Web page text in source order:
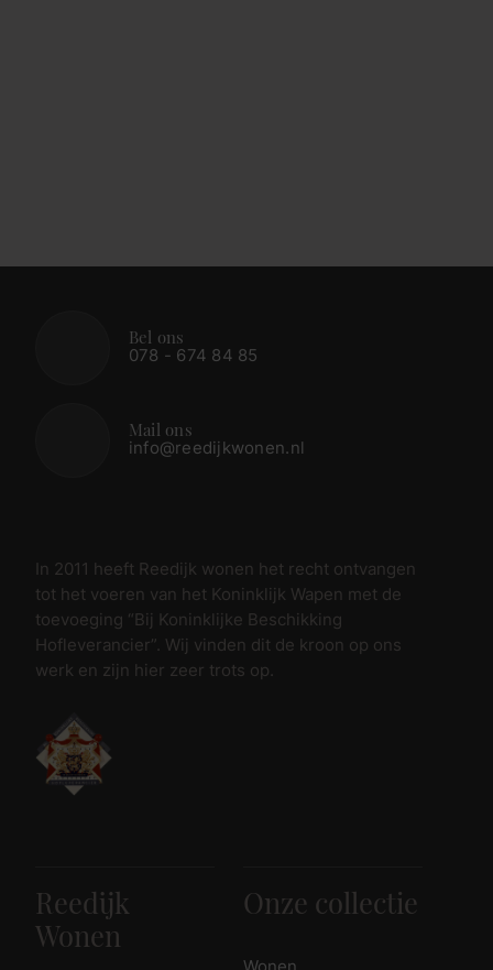
Bel ons
078 - 674 84 85
Mail ons
info@reedijkwonen.nl
In 2011 heeft Reedijk wonen het recht ontvangen
tot het voeren van het Koninklijk Wapen met de
toevoeging “Bij Koninklijke Beschikking
Hofleverancier”. Wij vinden dit de kroon op ons
werk en zijn hier zeer trots op.
Reedijk
Wonen
Onze collectie